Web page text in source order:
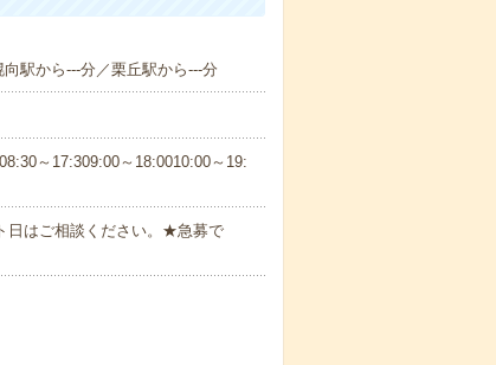
駅から---分／栗丘駅から---分
～17:309:00～18:0010:00～19:
はご相談ください。★急募で